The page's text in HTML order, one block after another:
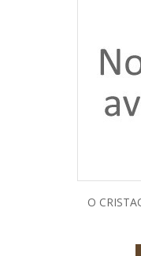
O